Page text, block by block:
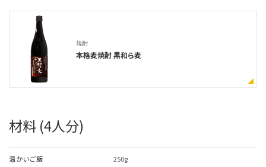
焼酎
本格麦焼酎 黒和ら麦
材料 (4人分)
温かいご飯 250g